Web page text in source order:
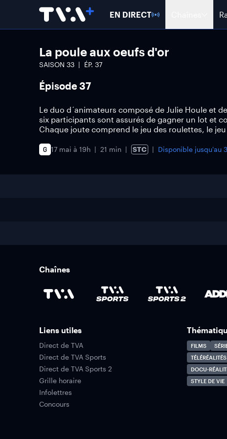
EN DIRECT
La poule aux oeufs d'or
SAISON 33 ÉP. 37
Épisode 37
Le duo d´animateurs composé de Julie Houle et
six participants sont assurés de gagner un lot et
Chaque joute comprend le jeu des roulettes, le
17 mai à 19h 21 min STC Disponible jusqu'au
Chaînes
Liens utiles
Direct de TVA
Direct de TVA Sports
Direct de TVA Sports 2
Grille horaire
Infolettres
Concours
FILMS
DOCU-
STYLE DE VIE